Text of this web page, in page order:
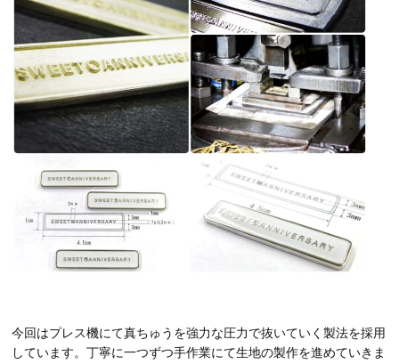
今回はプレス機にて真ちゅうを強力な圧力で抜いていく製法を採用
しています。丁寧に一つずつ手作業にて生地の製作を進めていきま